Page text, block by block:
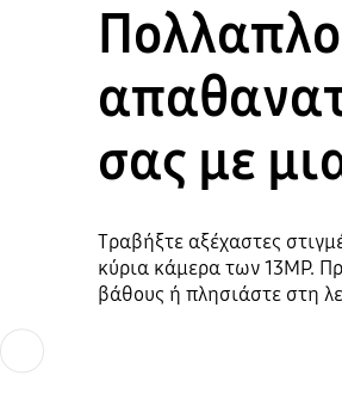
σας με
Τραβήξτε αξέχαστες
κύρια κάμερα των 13MP.
βάθους ή πλησιάστε στη